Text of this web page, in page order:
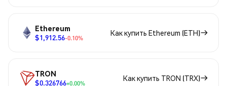
Ethereum
$1,912.56-0.10%
Как купить Ethereum (ETH)
TRON
$0.326766+0.00%
Как купить TRON (TRX)